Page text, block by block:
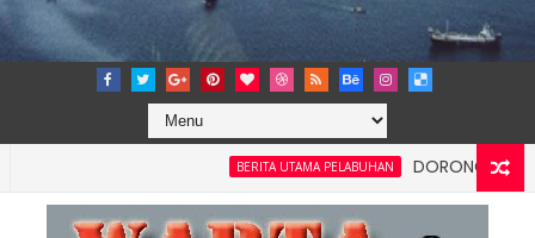
BERITA UTAMA PELABUHAN
DORONG
dan Kelancaran Logistik, IPC TPK Siap Operasikan Alat